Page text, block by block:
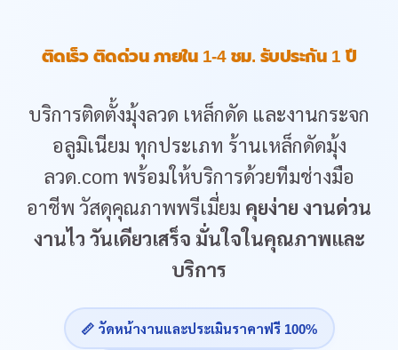
ติดเร็ว ติดด่วน ภายใน 1-4 ชม. รับประกัน 1 ปี
บริการติดตั้งมุ้งลวด เหล็กดัด และงานกระจก
อลูมิเนียม ทุกประเภท ร้านเหล็กดัดมุ้ง
ลวด.com พร้อมให้บริการด้วยทีมช่างมือ
อาชีพ วัสดุคุณภาพพรีเมี่ยม คุยง่าย งานด่วน
งานไว วันเดียวเสร็จ มั่นใจในคุณภาพและ
บริการ
📏 วัดหน้างานและประเมินราคาฟรี 100%